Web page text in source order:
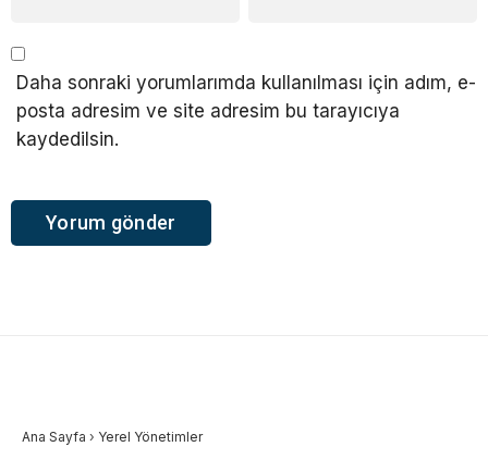
Daha sonraki yorumlarımda kullanılması için adım, e-
posta adresim ve site adresim bu tarayıcıya
kaydedilsin.
Ana Sayfa › Yerel Yönetimler